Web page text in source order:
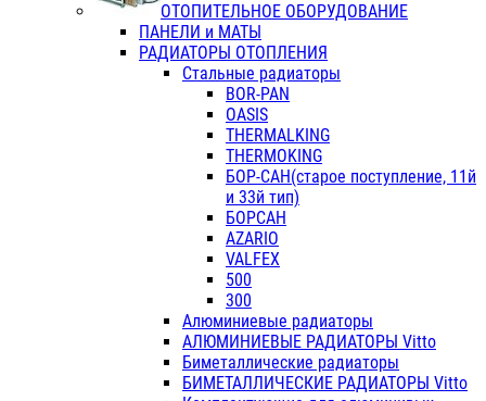
ОТОПИТЕЛЬНОЕ ОБОРУДОВАНИЕ
ПАНЕЛИ и МАТЫ
РАДИАТОРЫ ОТОПЛЕНИЯ
Стальные радиаторы
BOR-PAN
OASIS
THERMALKING
THERMOKING
БОР-САН(старое поступление, 11й
и 33й тип)
БОРСАН
AZARIO
VALFEX
500
300
Алюминиевые радиаторы
АЛЮМИНИЕВЫЕ РАДИАТОРЫ Vitto
Биметаллические радиаторы
БИМЕТАЛЛИЧЕСКИЕ РАДИАТОРЫ Vitto